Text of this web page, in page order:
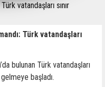
vatandaşları sınır
Türk vatandaşları
bulunan Türk vatandaşları
başladı.